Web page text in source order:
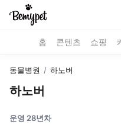
홈 콘텐츠 쇼핑
동물병원 / 하노버
하노버
운영 28년차